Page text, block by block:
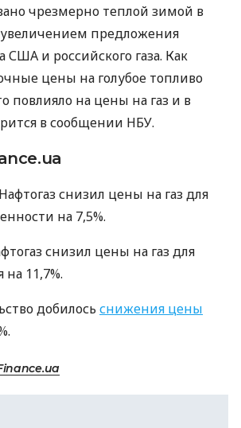
чрезмерно теплой зимой в
увеличением предложения
США и российского газа. Как
цены на голубое топливо
повлияло на цены на газ и в
в сообщении НБУ.
снизил цены на газ для
на 7,5%.
снизил цены на газ для
на 11,7%.
добилось снижения цены